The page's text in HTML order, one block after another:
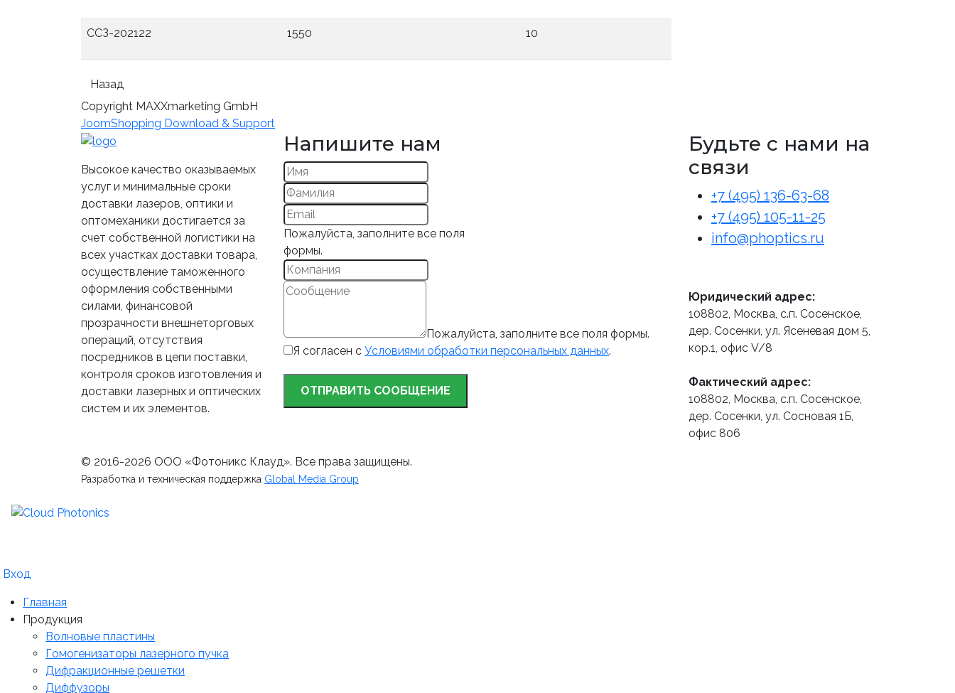
ССЗ-202122 1550 10
Copyright MAXXmarketing GmbH
JoomShopping Download & Support
Высокое качество оказываемых
услуг и минимальные сроки
доставки лазеров, оптики и
оптомеханики достигается за
счет собственной логистики на
всех участках доставки товара,
осуществление таможенного
оформления собственными
силами, финансовой
прозрачности внешнеторговых
операций, отсутствия
посредников в цепи поставки,
контроля сроков изготовления и
доставки лазерных и оптических
систем и их элементов.
Напишите нам
Пожалуйста, заполните все поля
формы.
Пожалуйста, заполните все поля формы.
Я согласен с Условиями обработки персональных данных.
ОТПРАВИТЬ СООБЩЕНИЕ
Будьте с нами на
связи
+7 (495) 136-63-68
+7 (495) 105-11-25
info@phoptics.ru
Юридический адрес:
108802, Москва, с.п. Сосенское,
дер. Сосенки, ул. Ясеневая дом 5,
кор.1, офис V/8
Фактический адрес:
108802, Москва, с.п. Сосенское,
дер. Сосенки, ул. Сосновая 1Б,
офис 806
© 2016-2026 ООО «Фотоникс Клауд». Все права защищены.
Разработка и техническая поддержка Global Media Group
Вход
Главная
Продукция
Волновые пластины
Гомогенизаторы лазерного пучка
Дифракционные решетки
Диффузоры